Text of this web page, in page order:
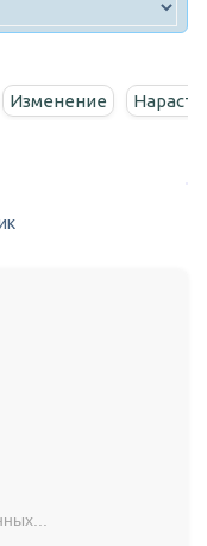
Изменение